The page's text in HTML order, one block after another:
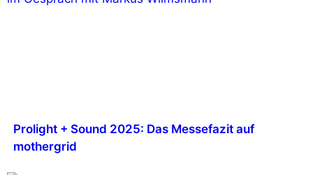
Prolight + Sound 2025: Das Messefazit auf
mothergrid